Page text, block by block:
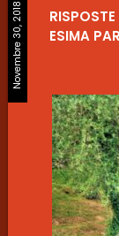
Novembre 30, 2018
ESIMA